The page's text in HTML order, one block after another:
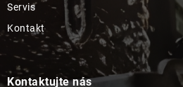
Servis
Kontakt
Kontaktujte nás